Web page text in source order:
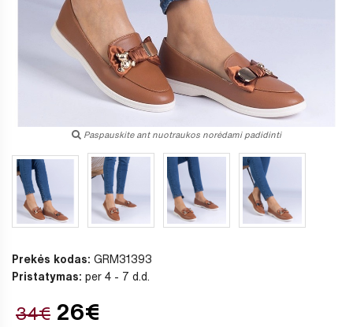
Paspauskite ant nuotraukos norėdami padidinti
Prekės kodas: GRM31393
Pristatymas: per 4 - 7 d.d.
34€ 26€